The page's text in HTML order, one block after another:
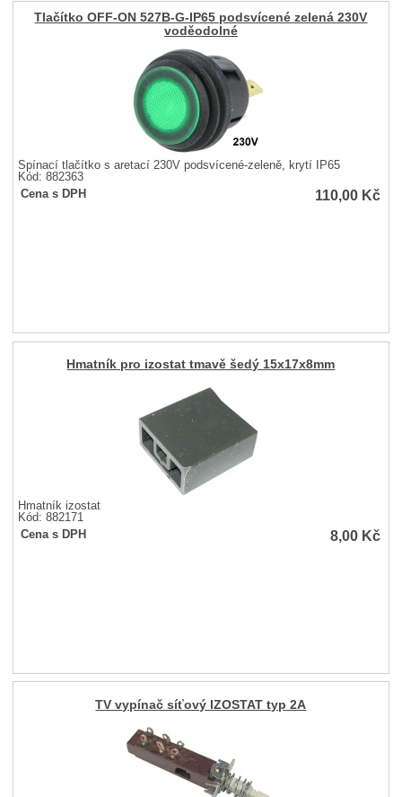
Tlačítko OFF-ON 527B-G-IP65 podsvícené zelená 230V
voděodolné
Spínací tlačítko s aretací 230V podsvícené-zeleně, krytí IP65
Kód: 882363
Cena s DPH
110,00 Kč
Hmatník pro izostat tmavě šedý 15x17x8mm
Hmatník izostat
Kód: 882171
Cena s DPH
8,00 Kč
TV vypínač síťový IZOSTAT typ 2A